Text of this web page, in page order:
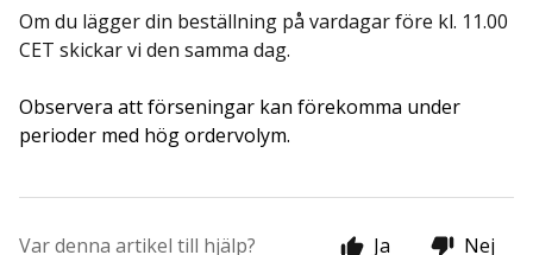
Om du lägger din beställning på vardagar före kl. 11.00
CET skickar vi den samma dag.
Observera att förseningar kan förekomma under
perioder med hög ordervolym.
Var denna artikel till hjälp? Ja Nej